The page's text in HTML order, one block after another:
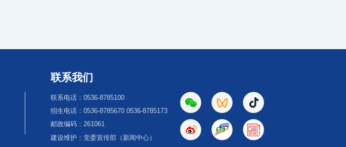
联系我们
联系电话：0536-8785100
招生电话：0536-8785670 0536-8785173
邮政编码：261061
建设维护：党委宣传部（新闻中心）